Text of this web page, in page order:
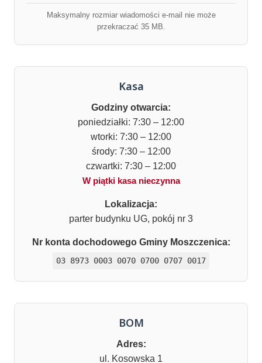
Maksymalny rozmiar wiadomości e-mail nie może
przekraczać 35 MB.
Kasa
Godziny otwarcia:
poniedziałki: 7:30 – 12:00
wtorki: 7:30 – 12:00
środy: 7:30 – 12:00
czwartki: 7:30 – 12:00
W piątki kasa nieczynna
Lokalizacja:
parter budynku UG, pokój nr 3
Nr konta dochodowego Gminy Moszczenica:
03 8973 0003 0070 0700 0707 0017
BOM
Adres:
ul. Kosowska 1